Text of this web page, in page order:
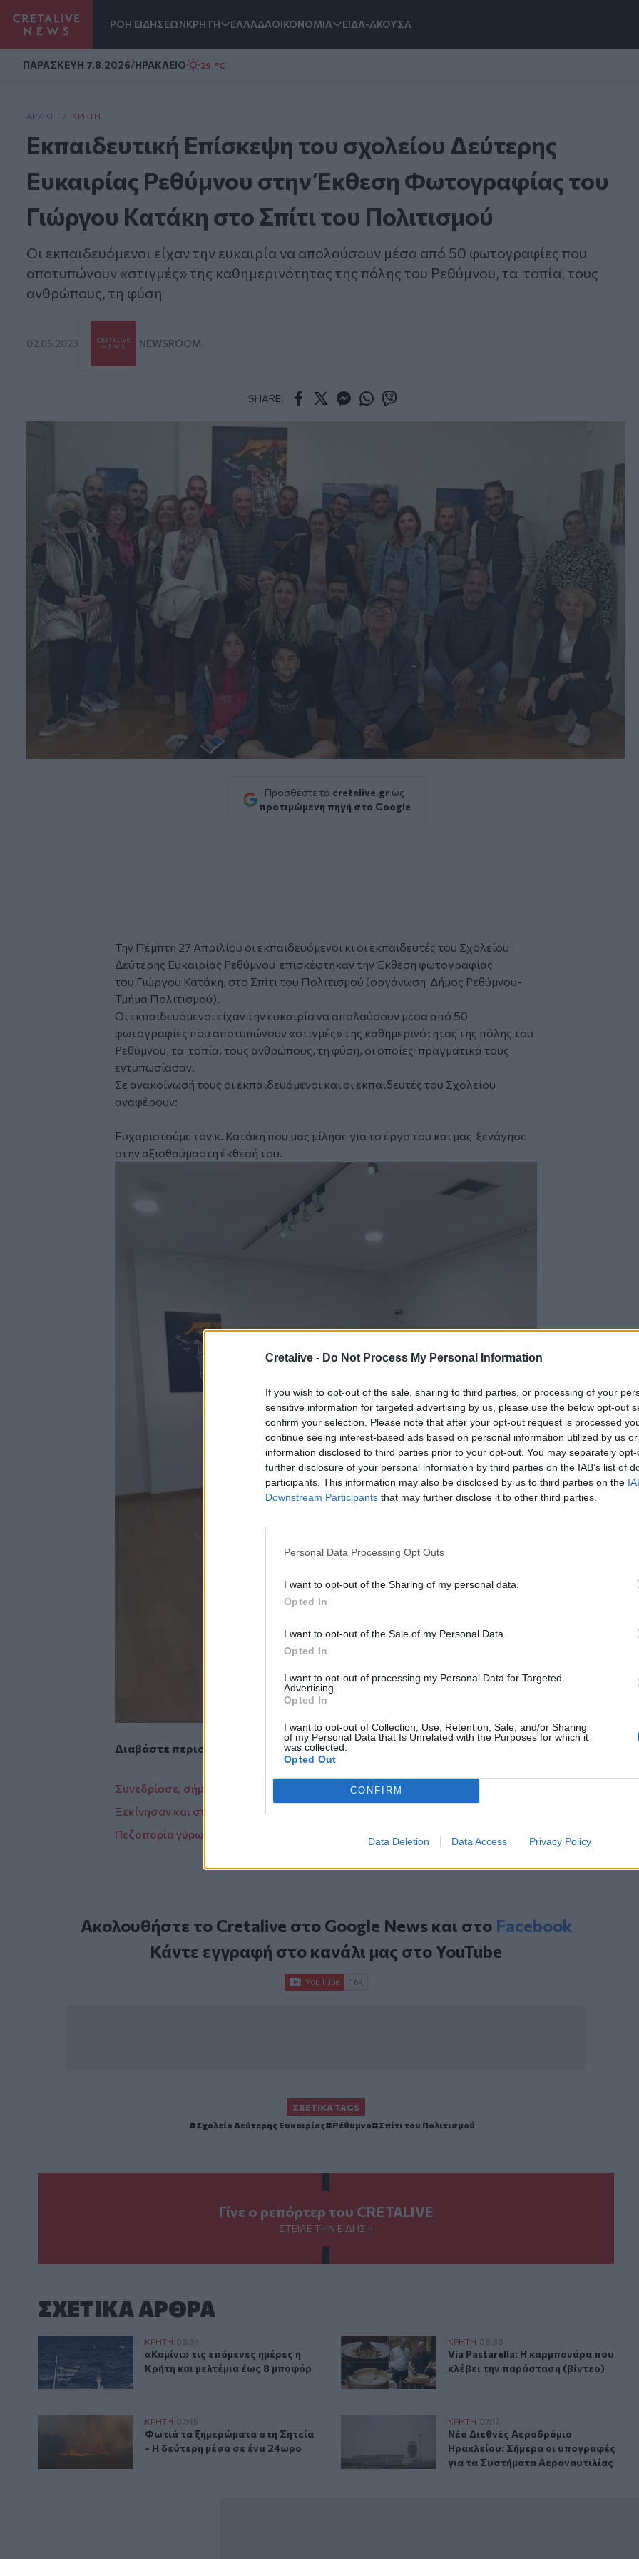
Cretalive - Do Not Process My Personal Information
If you wish to opt-out of the sale, sharing to third parties, or processing of your
sensitive information for targeted advertising by us, please use the below opt-out
confirm your selection. Please note that after your opt-out request is processed
continue seeing interest-based ads based on personal information utilized by us
information disclosed to third parties prior to your opt-out. You may separately
further disclosure of your personal information by third parties on the IAB’s list of
participants. This information may also be disclosed by us to third parties on the
Downstream Participants that may further disclose it to other third parties.
Personal Data Processing Opt Outs
I want to opt-out of the Sharing of my personal data.
Opted In
I want to opt-out of the Sale of my Personal Data.
Opted In
I want to opt-out of processing my Personal Data for Targeted
Advertising.
Opted In
I want to opt-out of Collection, Use, Retention, Sale, and/or Sharing
of my Personal Data that Is Unrelated with the Purposes for which it
was collected.
Opted Out
CONFIRM
Data Deletion Data Access Privacy Policy
ΡΟΗ ΕΙΔΗΣΕΩΝΚΡΗΤΗ ΕΛΛΑΔΑΟΙΚΟΝΟΜΙΑ ΕΙΔΑ-ΑΚΟΥΣΑ
ΠΑΡΑΣΚΕΥΗ 7.8.2026/ΗΡΑΚΛΕΙΟ 29 °C
ΑΡΧΙΚΗ / ΚΡΉΤΗ
Εκπαιδευτική Επίσκεψη του σχολείου Δεύτερης
Ευκαιρίας Ρεθύμνου στην Έκθεση Φωτογραφίας του
Γιώργου Κατάκη στο Σπίτι του Πολιτισμού
Οι εκπαιδευόμενοι είχαν την ευκαιρία να απολαύσουν μέσα από 50 φωτογραφίες που
αποτυπώνουν «στιγμές» της καθημερινότητας της πόλης του Ρεθύμνου, τα τοπία, τους
ανθρώπους, τη φύση
02.05.2023 NEWSROOM
SHARE:
Προσθέστε το cretalive.gr ως
προτιμώμενη πηγή στο Google
Την Πέμπτη 27 Απριλίου οι εκπαιδευόμενοι κι οι εκπαιδευτές του Σχολείου
Δεύτερης Ευκαιρίας Ρεθύμνου επισκέφτηκαν τηνΈκθεση φωτογραφίας
του Γιώργου Κατάκη, στο Σπίτι του Πολιτισμού (οργάνωση Δήμος Ρεθύμνου-
Τμήμα Πολιτισμού).
Οι εκπαιδευόμενοι είχαν την ευκαιρία να απολαύσουν μέσα από 50
φωτογραφίες που αποτυπώνουν «στιγμές» της καθημερινότητας της πόλης του
Ρεθύμνου, τα τοπία, τους ανθρώπους, τη φύση, οι οποίες πραγματικά τους
εντυπωσίασαν.
Σε ανακοίνωσή τους οι εκπαιδευόμενοι και οι εκπαιδευτές του Σχολείου
αναφέρουν:
Ευχαριστούμε τον κ. Κατάκη που μας μίλησε για το έργο του και μας ξενάγησε
στην αξιοθαύμαστη έκθεσή του.
Διαβάστε περισσότερες ειδήσεις από την
Συνεδρίασε, σήμερα, η Διακομματική Επιτροπή στον Άγιο Νικόλαο
Ξεκίνησαν και στο νομό Χανίων οι ψεκασμοί για τα κουνούπια
Πεζοπορία γύρω από τη Νεάπολη, την Κυριακή
Ακολουθήστε το Cretalive στο Google Newsκαι στο Facebook
Κάντε εγγραφή στο κανάλι μας στοYouTube
ΣΧΕΤΙΚΆ TAGS
Σχολείο Δεύτερης Ευκαιρίας
Ρέθυμνο Σπίτι του Πολιτισμού
Γίνε ο ρεπόρτερ του CRETALIVE
ΣΤΕΊΛΕ ΤΗΝ ΕΊΔΗΣΗ
ΣΧΕΤΙΚA AΡΘΡΑ
Καιρός: «Καμίνι» τις επόμενες ημέρες η Κρήτη και μελτέμια έως 8 μποφόρ
ΚΡΗΤΗ 08:34
«Καμίνι» τις επόμενες ημέρες η Κρήτη και μελτέμια έως 8 μποφόρ
«Καμίνι» τις επόμενες ημέρες η
Κρήτη και μελτέμια έως 8 μποφόρ
Via Pastarella: Η καρμπονάρα που κλέβει την παράσταση
ΚΡΗΤΗ 08:30
Via Pastarella: Η καρμπονάρα που
Via Pastarella: Η καρμπονάρα που
κλέβει την παράσταση (βίντεο)
Λασίθι: Φωτιά τα ξημερώματα στη Σητεία - Η δεύτερη μέσα σε ένα 24ωρο
ΚΡΗΤΗ 07:45
Φωτιά τα ξημερώματα στη Σητεία - Η δεύτερη μέσα σε ένα 24ωρο
Φωτιά τα ξημερώματα στη Σητεία
- Η δεύτερη μέσα σε ένα 24ωρο
Νέο Διεθνές Αεροδρόμιο Ηρακλείου: Σήμερα οι
ΚΡΗΤΗ 07:17
Νέο Διεθνές Αεροδρόμιο
Νέο Διεθνές Αεροδρόμιο
Ηρακλείου: Σήμερα οι υπογραφές
για τα Συστήματα Αεροναυτιλίας